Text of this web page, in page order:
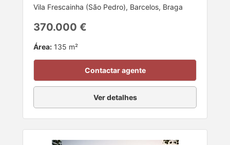
Vila Frescainha (São Pedro), Barcelos, Braga
370.000 €
Área: 135 m²
Contactar agente
Ver detalhes